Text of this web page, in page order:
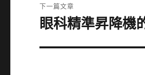
章:
下一篇文章
下
篇
眼科精準昇降機